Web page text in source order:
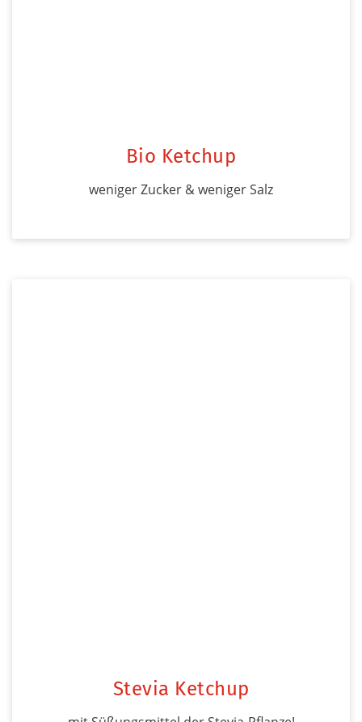
Bio Ketchup
weniger Zucker & weniger Salz
Stevia Ketchup